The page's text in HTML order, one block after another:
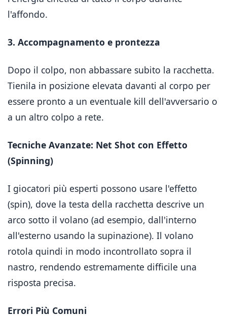
l'affondo.
3. Accompagnamento e prontezza
Dopo il colpo, non abbassare subito la racchetta.
Tienila in posizione elevata davanti al corpo per
essere pronto a un eventuale kill dell'avversario o
a un altro colpo a rete.
Tecniche Avanzate: Net Shot con Effetto
(Spinning)
I giocatori più esperti possono usare l'effetto
(spin), dove la testa della racchetta descrive un
arco sotto il volano (ad esempio, dall'interno
all'esterno usando la supinazione). Il volano
rotola quindi in modo incontrollato sopra il
nastro, rendendo estremamente difficile una
risposta precisa.
Errori Più Comuni